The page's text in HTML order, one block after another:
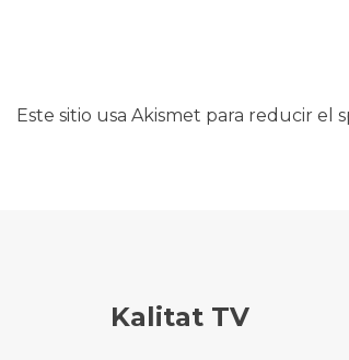
Este sitio usa Akismet para reducir el
Kalitat TV